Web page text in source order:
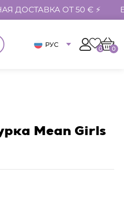
ДОСТАВКА ОТ 50 € ⚡
РУС
0 0
Mean Girls